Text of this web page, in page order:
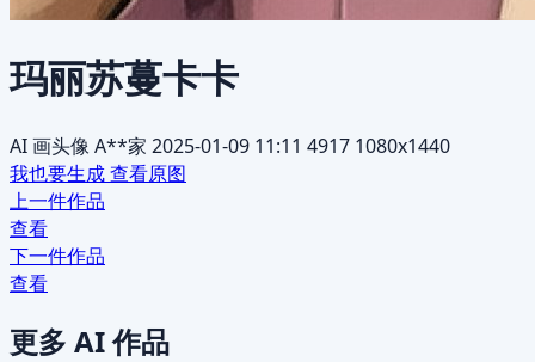
玛丽苏蔓卡卡
AI 画头像 A**家 2025-01-09 11:11 4917 1080x1440
我也要生成查看原图
上一件作品
查看
下一件作品
查看
更多 AI 作品